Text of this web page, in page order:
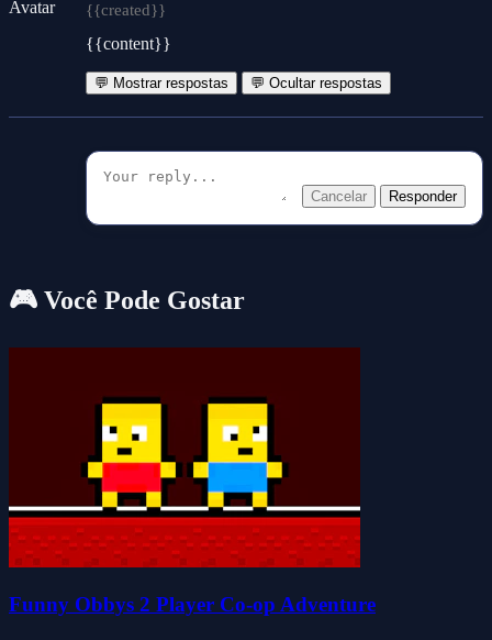
{{created}}
{{content}}
💬 Mostrar respostas 💬 Ocultar respostas
Cancelar Responder
🎮 Você Pode Gostar
Funny Obbys 2 Player Co-op Adventure